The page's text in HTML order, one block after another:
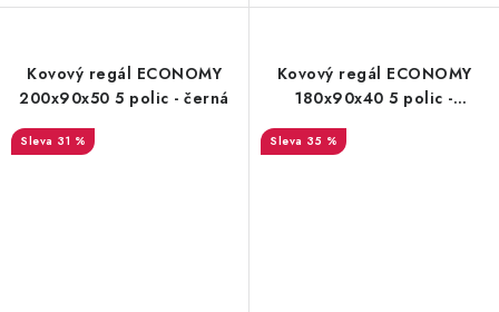
Kovový regál ECONOMY
200x90x50 5 polic - černá
31 %
Kovový regál ECONOMY
180x90x40 5 polic -
35 %